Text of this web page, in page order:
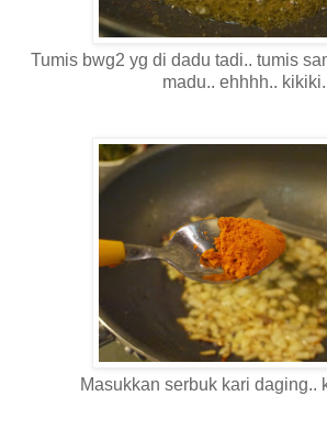
Tumis bwg2 yg di dadu tadi.. tumis
madu.. ehhhh..
Masukkan serbuk kari daging..